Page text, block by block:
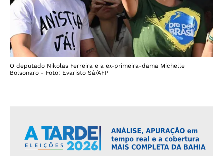
O deputado Nikolas Ferreira e a ex-primeira-dama Michelle
Bolsonaro - Foto: Evaristo Sá/AFP